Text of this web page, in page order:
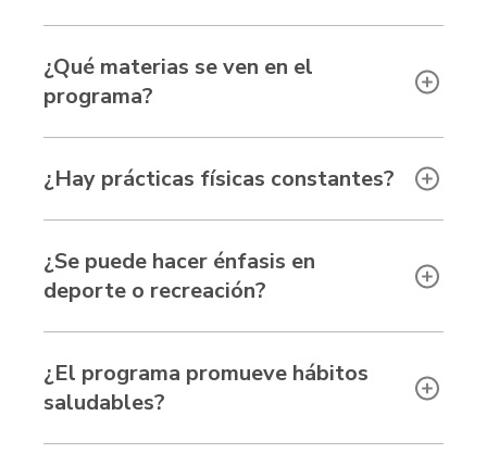
¿Qué materias se ven en el
programa?
¿Hay prácticas físicas constantes?
¿Se puede hacer énfasis en
deporte o recreación?
¿El programa promueve hábitos
saludables?